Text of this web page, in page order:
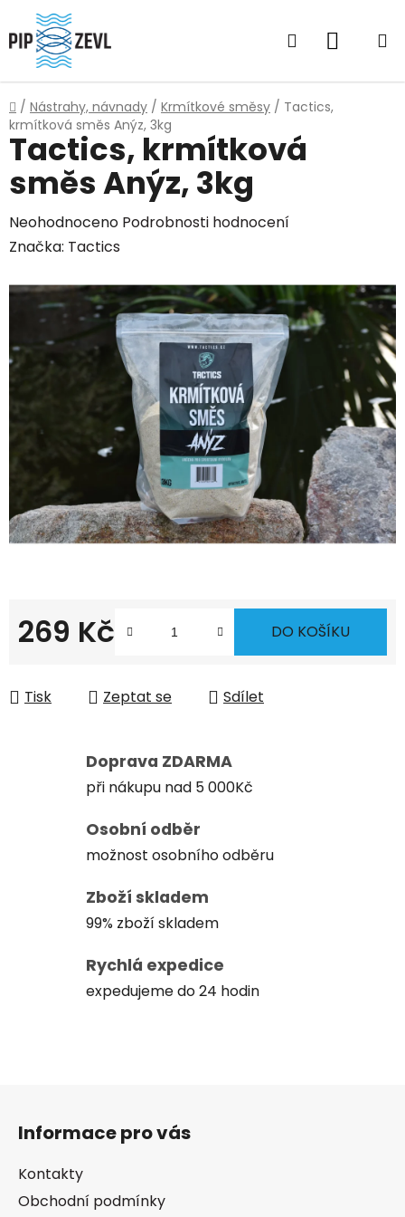
Přejít
na
obsah
Hledat
Domů
/ Nástrahy, návnady / Krmítkové směsy / Tactics,
krmítková směs Anýz, 3kg
269 Kč DO KOŠÍKU
Tisk Zeptat se Sdílet
Tactics, krmítková
směs Anýz, 3kg
Průměrné
hodnocení
je
z
5
hvězdiček.
Neohodnoceno Podrobnosti hodnocení
Značka: Tactics
Doprava ZDARMA
při nákupu nad 5 000Kč
Osobní odběr
možnost osobního odběru
Zboží skladem
99% zboží skladem
Rychlá expedice
expedujeme do 24 hodin
Informace pro vás
Kontakty
Obchodní podmínky